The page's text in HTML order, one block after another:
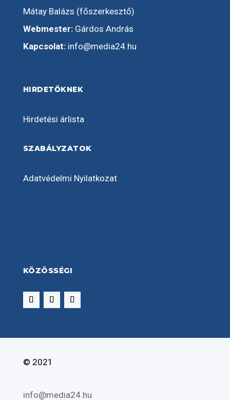
Mátay Balázs (főszerkesztő)
Webmester:Gárdos András
Kapcsolat: info@media24.hu
HIRDETŐKNEK
Hirdetési árlista
SZABÁLYZATOK
Adatvédelmi Nyilatkozat
KÖZÖSSÉGI
© 2021
info@media24.hu